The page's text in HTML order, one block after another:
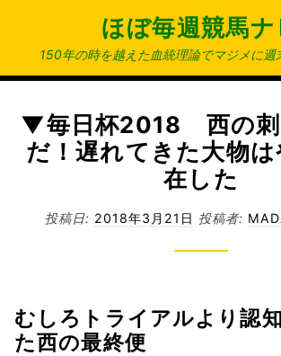
ン
ほぼ毎週競馬
150年の時を越えた血統理論でマジメに週
▼毎日杯2018 西の刺
だ！遅れてきた大物
在した
投稿日: 2018年3月21日 投稿者:
むしろトライアルより認
た西の最終便